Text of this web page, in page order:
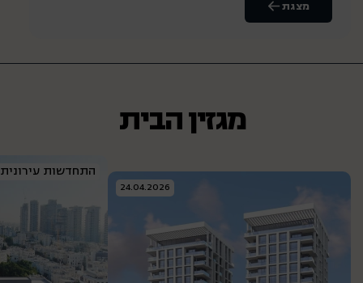
מצגת
מגזין הבית
24.04.2026
התחדשות עירונית